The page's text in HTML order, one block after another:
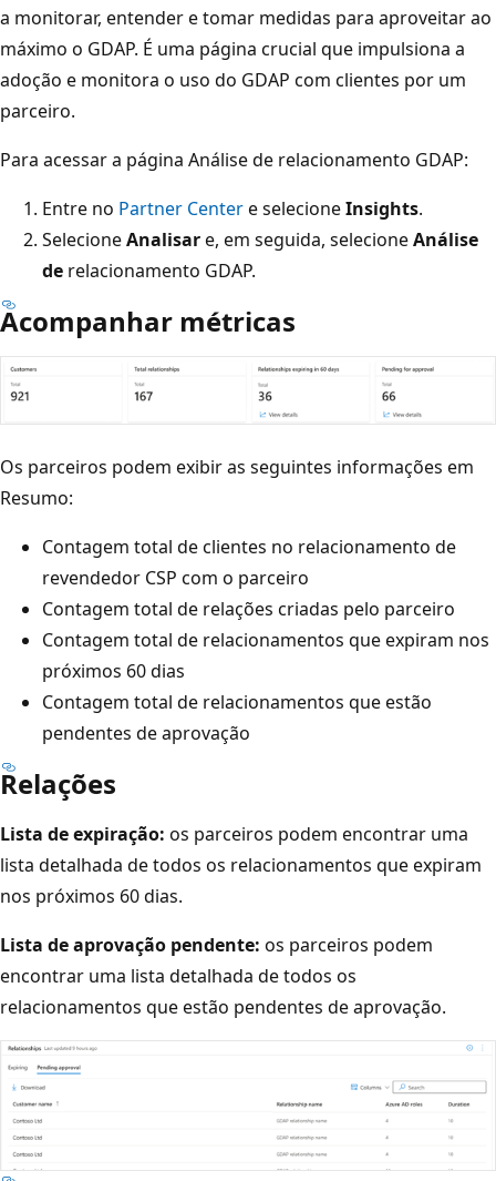
a monitorar, entender e tomar medidas para aproveitar ao
máximo o GDAP. É uma página crucial que impulsiona a
adoção e monitora o uso do GDAP com clientes por um
parceiro.
Para acessar a página Análise de relacionamento GDAP:
Entre no Partner Centere selecioneInsights.
SelecioneAnalisare, em seguida, selecioneAnálise
de relacionamento GDAP.
Acompanhar métricas
Os parceiros podem exibir as seguintes informações em
Resumo:
Contagem total de clientes no relacionamento de
revendedor CSP com o parceiro
Contagem total de relações criadas pelo parceiro
Contagem total de relacionamentos que expiram nos
próximos 60 dias
Contagem total de relacionamentos que estão
pendentes de aprovação
Relações
Lista de expiração: os parceiros podem encontrar uma
lista detalhada de todos os relacionamentos que expiram
nos próximos 60 dias.
Lista de aprovação pendente: os parceiros podem
encontrar uma lista detalhada de todos os
relacionamentos que estão pendentes de aprovação.